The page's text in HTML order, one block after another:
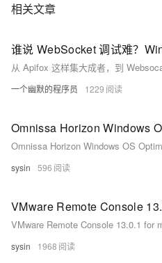
相关文章
一个幽默的程序员 1229
sysin 596
sysin 1968